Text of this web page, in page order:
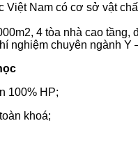
Nam có cơ sở vật
4 tòa nhà cao tầng,
nghiệm chuyên ngành
100% HP;
khoá;